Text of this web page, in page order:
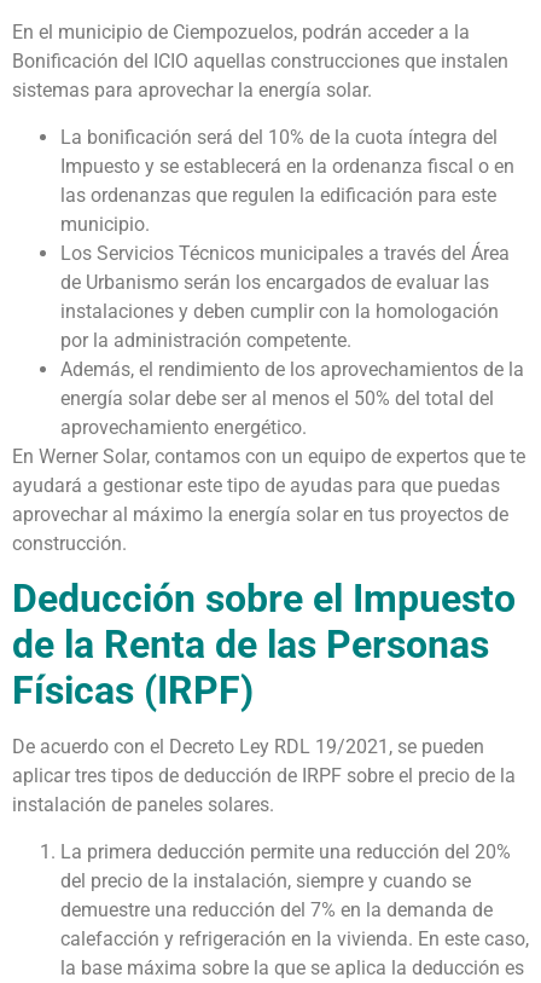
En el municipio de Ciempozuelos, podrán acceder a la
Bonificación del ICIO aquellas construcciones que instalen
sistemas para aprovechar la energía solar.
La bonificación será del 10% de la cuota íntegra del
Impuesto y se establecerá en la ordenanza fiscal o en
las ordenanzas que regulen la edificación para este
municipio.
Los Servicios Técnicos municipales a través del Área
de Urbanismo serán los encargados de evaluar las
instalaciones y deben cumplir con la homologación
por la administración competente.
Además, el rendimiento de los aprovechamientos de la
energía solar debe ser al menos el 50% del total del
aprovechamiento energético.
En Werner Solar, contamos con un equipo de expertos que te
ayudará a gestionar este tipo de ayudas para que puedas
aprovechar al máximo la energía solar en tus proyectos de
construcción.
Deducción sobre el Impuesto
de la Renta de las Personas
Físicas (IRPF)
De acuerdo con el Decreto Ley RDL 19/2021, se pueden
aplicar tres tipos de deducción de IRPF sobre el precio de la
instalación de paneles solares.
La primera deducción permite una reducción del 20%
del precio de la instalación, siempre y cuando se
demuestre una reducción del 7% en la demanda de
calefacción y refrigeración en la vivienda. En este caso,
la base máxima sobre la que se aplica la deducción es